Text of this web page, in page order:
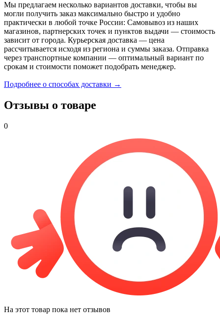
Мы предлагаем несколько вариантов доставки, чтобы вы
могли получить заказ максимально быстро и удобно
практически в любой точке России: Самовывоз из наших
магазинов, партнерских точек и пунктов выдачи — стоимость
зависит от города. Курьерская доставка — цена
рассчитывается исходя из региона и суммы заказа. Отправка
через транспортные компании — оптимальный вариант по
срокам и стоимости поможет подобрать менеджер.
Подробнее о способах доставки →
Отзывы о товаре
0
На этот товар пока нет отзывов